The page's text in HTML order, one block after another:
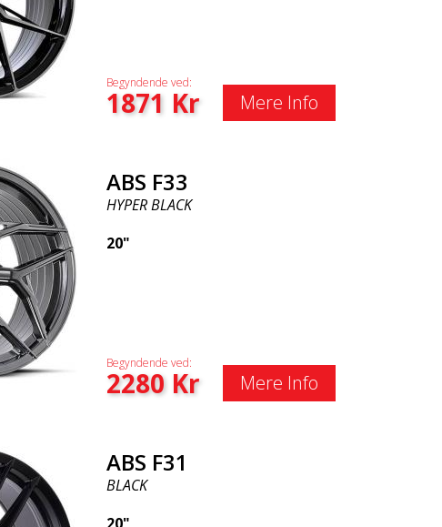
Begyndende ved:
1871 Kr Mere Info
ABS F33
HYPER BLACK
20"
Begyndende ved:
2280Kr Mere Info
ABS F31
BLACK